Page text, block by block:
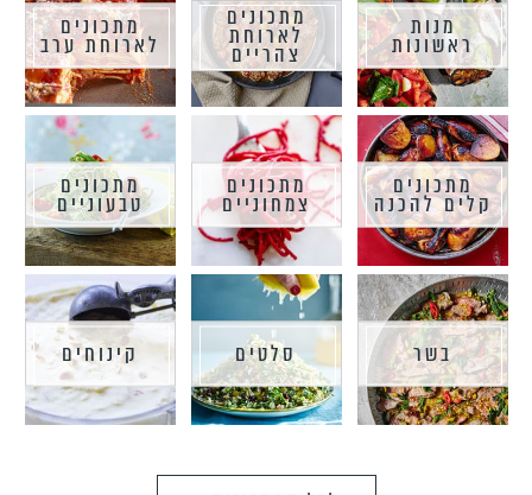
מנות
ראשונות
מתכונים
לארוחת
צהריים
מתכונים
לארוחת ערב
מתכונים
קלים להכנה
מתכונים
צמחוניים
מתכונים
טבעוניים
בשר סלטים קינוחים